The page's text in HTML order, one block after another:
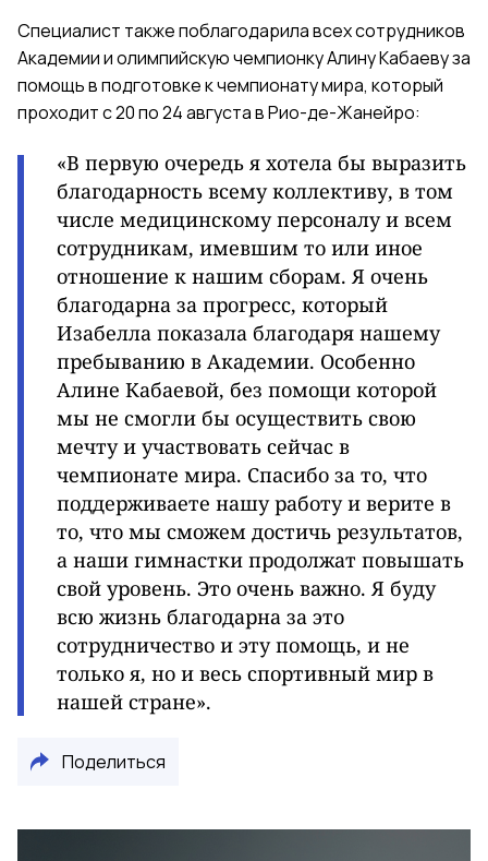
Специалист также поблагодарила всех сотрудников
Академии и олимпийскую чемпионку Алину Кабаеву за
помощь в подготовке к чемпионату мира, который
проходит с 20 по 24 августа в Рио-де-Жанейро:
«В первую очередь я хотела бы выразить
благодарность всему коллективу, в том
числе медицинскому персоналу и всем
сотрудникам, имевшим то или иное
отношение к нашим сборам. Я очень
благодарна за прогресс, который
Изабелла показала благодаря нашему
пребыванию в Академии. Особенно
Алине Кабаевой, без помощи которой
мы не смогли бы осуществить свою
мечту и участвовать сейчас в
чемпионате мира. Спасибо за то, что
поддерживаете нашу работу и верите в
то, что мы сможем достичь результатов,
а наши гимнастки продолжат повышать
свой уровень. Это очень важно. Я буду
всю жизнь благодарна за это
сотрудничество и эту помощь, и не
только я, но и весь спортивный мир в
нашей стране».
Поделиться